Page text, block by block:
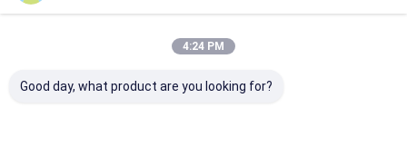
4:24 PM
Good day, what product are you looking for?